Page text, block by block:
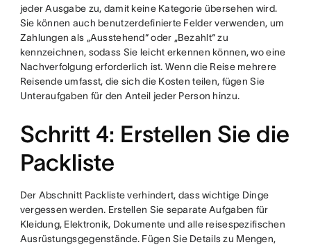
jeder Ausgabe zu, damit keine Kategorie übersehen wird.
Sie können auch benutzerdefinierte Felder verwenden, um
Zahlungen als „Ausstehend“ oder „Bezahlt“ zu
kennzeichnen, sodass Sie leicht erkennen können, wo eine
Nachverfolgung erforderlich ist. Wenn die Reise mehrere
Reisende umfasst, die sich die Kosten teilen, fügen Sie
Unteraufgaben für den Anteil jeder Person hinzu.
Schritt 4: Erstellen Sie die
Packliste
Der Abschnitt Packliste verhindert, dass wichtige Dinge
vergessen werden. Erstellen Sie separate Aufgaben für
Kleidung, Elektronik, Dokumente und alle reisespezifischen
Ausrüstungsgegenstände. Fügen Sie Details zu Mengen,